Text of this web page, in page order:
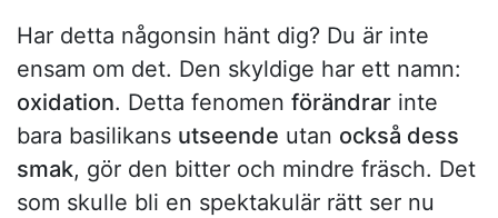
Har detta någonsin hänt dig? Du är inte
ensam om det. Den skyldige har ett namn:
oxidation. Detta fenomen förändrar inte
bara basilikans utseende utan också dess
smak, gör den bitter och mindre fräsch. Det
som skulle bli en spektakulär rätt ser nu